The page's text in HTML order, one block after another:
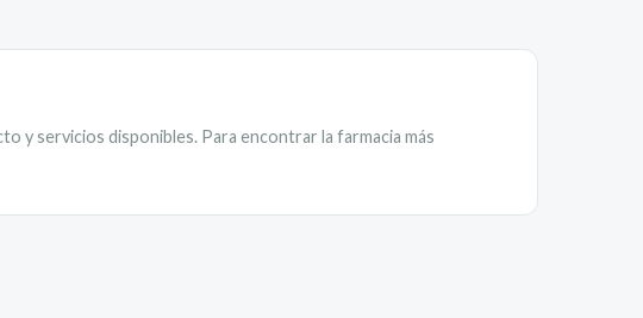
y servicios disponibles. Para encontrar la farmacia más